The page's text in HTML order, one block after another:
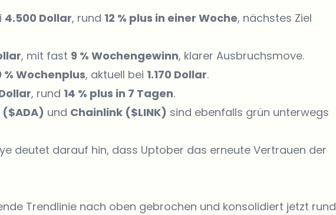
4.500 Dollar, rund 12 % plus in einer Woche, nächstes Ziel
, mit fast 9 % Wochengewinn, klarer Ausbruchsmove.
% Wochenplus, aktuell bei 1.170 Dollar.
, rund 14 % plus in 7 Tagen.
und Chainlink ($LINK) sind ebenfalls grün unterwegs
deutet darauf hin, dass Uptober das erneute Vertrauen der
Trendlinie nach oben gebrochen und konsolidiert jetzt rund